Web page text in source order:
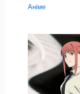
Аніме